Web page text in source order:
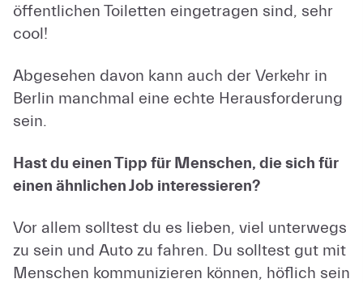
öffentlichen Toiletten eingetragen sind, sehr
cool!
Abgesehen davon kann auch der Verkehr in
Berlin manchmal eine echte Herausforderung
sein.
Hast du einen Tipp für Menschen, die sich für
einen ähnlichen Job interessieren?
Vor allem solltest du es lieben, viel unterwegs
zu sein und Auto zu fahren. Du solltest gut mit
Menschen kommunizieren können, höflich sein